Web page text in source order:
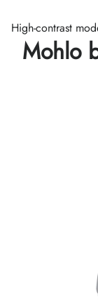
High-contrast
Mohlo